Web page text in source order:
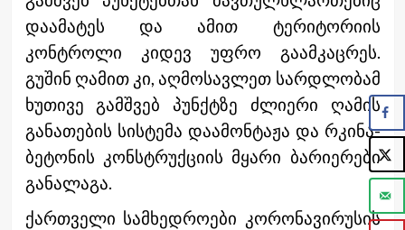
დაამატეს და ამით ტერიტორიის
კონტროლი კიდევ უფრო გაამკაცრეს.
გუშინ ღამით კი, აღმოსავლეთ სარდლობამ
ხუთივე გამშვებ პუნქტზე ძლიერი ღამის
განათების სისტემა დაამონტაჟა და რკინა-
ბეტონის კონსტრუქციის მყარი ბარიერები
განალაგა.
ქართველი სამხედროები კორონავირუსის